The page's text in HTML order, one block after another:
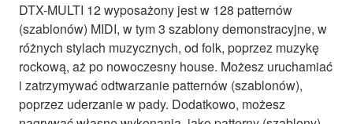
DTX-MULTI 12 wyposażony jest w 128 patternów
(szablonów) MIDI, w tym 3 szablony demonstracyjne, w
różnych stylach muzycznych, od folk, poprzez muzykę
rockową, aż po nowoczesny house. Możesz uruchamiać
i zatrzymywać odtwarzanie patternów (szablonów),
poprzez uderzanie w pady. Dodatkowo, możesz